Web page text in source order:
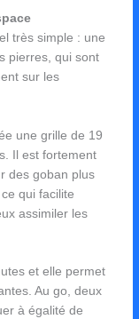
très simple : une
pierres, qui sont
sur les
une grille de 19
Il est fortement
des goban plus
qui facilite
assimiler les
et elle permet
Au go, deux
à égalité de